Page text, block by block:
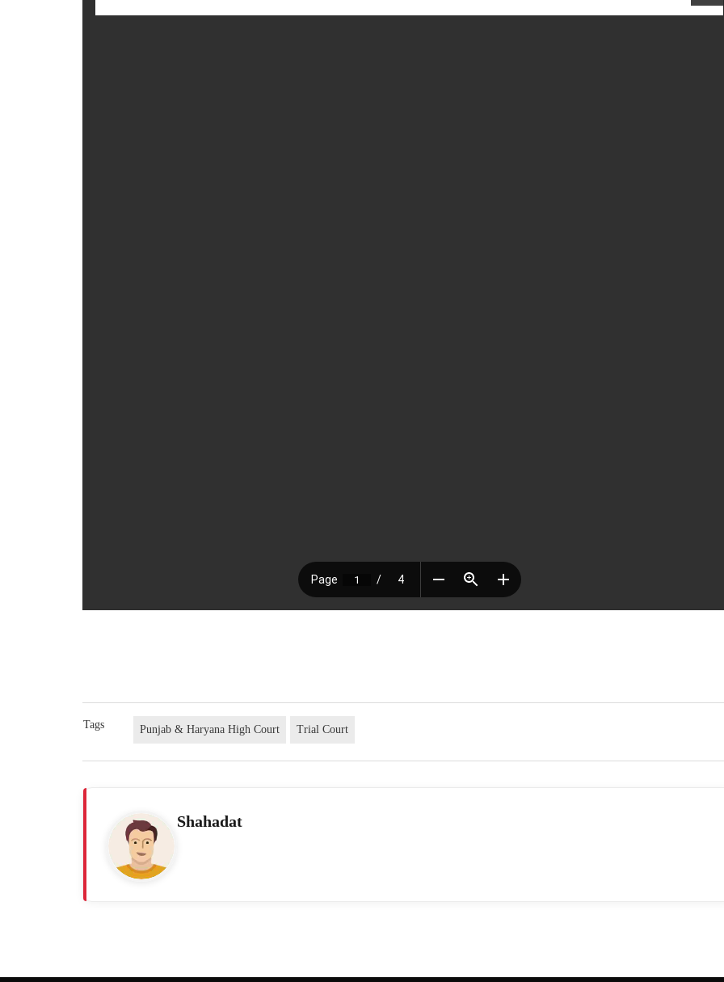
Tags Punjab & Haryana High Court Trial Court
Shahadat